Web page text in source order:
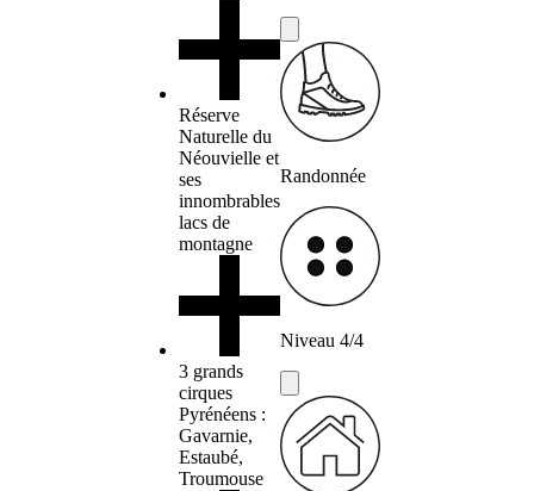
Réserve
Naturelle du
Néouvielle et
ses
innombrables
lacs de
montagne
3 grands
cirques
Pyrénéens :
Gavarnie,
Estaubé,
Troumouse
Randonnée
Niveau 4/4